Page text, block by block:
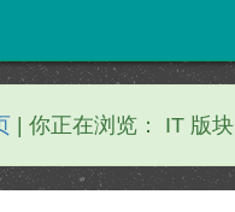
| 你正在浏览： IT 版块